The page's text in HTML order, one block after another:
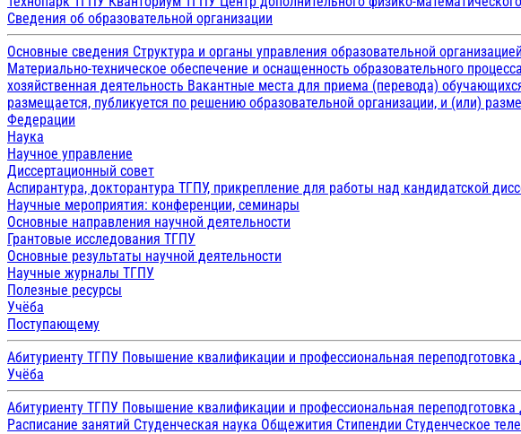
Сведения об образовательной организации
Основные сведения Структура и органы управления образовательной организацией
Материально-техническое обеспечение и оснащенность образовательного
хозяйственная деятельность Вакантные места для приема (перевода)
размещается, публикуется по решению образовательной организации, и (или)
Федерации
Наука
Научное управление
Диссертационный совет
Аспирантура, докторантура ТГПУ, прикрепление для работы над кандидатской
Научные мероприятия: конференции, семинары
Основные направления научной деятельности
Грантовые исследования ТГПУ
Основные результаты научной деятельности
Научные журналы ТГПУ
Полезные ресурсы
Учёба
Поступающему
Абитуриенту ТГПУ Повышение квалификации и профессиональная переподготовка
Учёба
Абитуриенту ТГПУ Повышение квалификации и профессиональная переподготовка
Расписание занятий Студенческая наука Общежития Стипендии Студенческое